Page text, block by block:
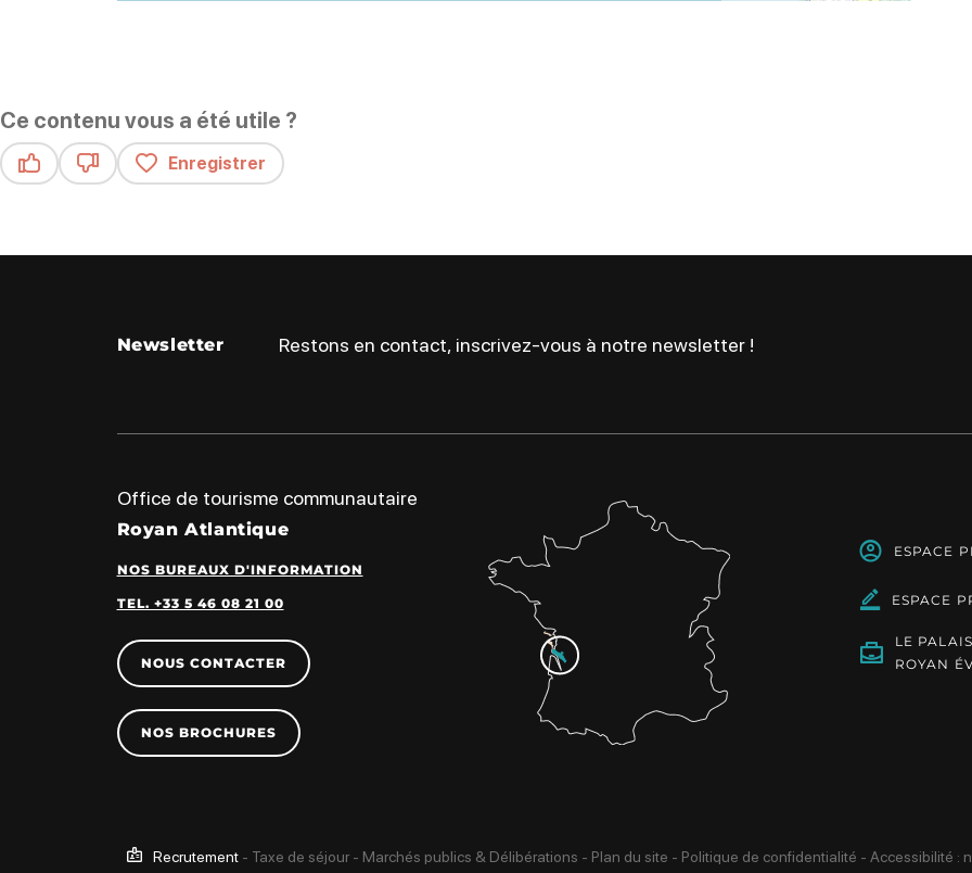
Ce contenu vous a été utile ?
Enregistrer
Newsletter Restons en contact, inscrivez-vous à notre newsletter !
Office de tourisme communautaire
Royan Atlantique
NOS BUREAUX D'INFORMATION
TEL. +33 5 46 08 21 00
NOUS CONTACTER
NOS BROCHURES
ESPACE
ESPACE
LE PALAIS
ROYAN
Recrutement - Taxe de séjour - Marchés publics & Délibérations - Plan du site - Politique de confidentialité - Accessibilité :